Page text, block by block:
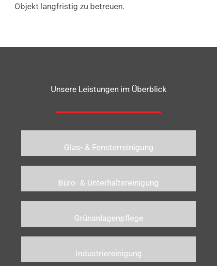
Objekt langfristig zu betreuen.
Unsere Leistungen im Überblick
Glas- & Fensterreinigung
Büro- & Unterhaltsreinigung
Grünanlagenpflege
Industriereinigung